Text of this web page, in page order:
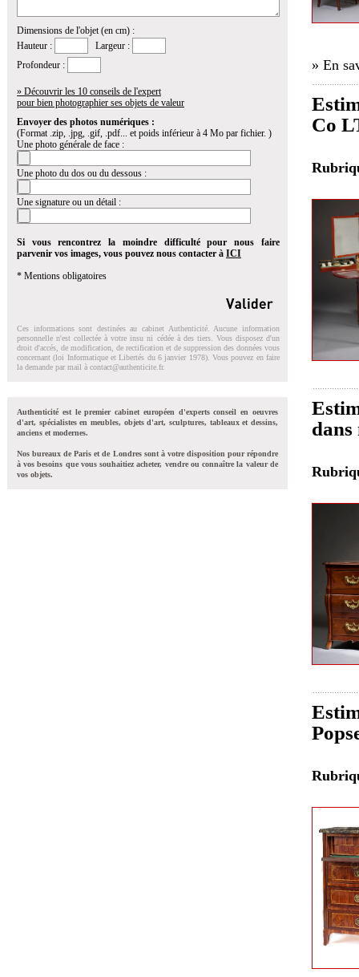
Dimensions de l'objet (en cm) :
Hauteur :
Largeur :
Profondeur :
» Découvrir les 10 conseils de l'expert
pour bien photographier ses objets de valeur
Envoyer des photos numériques :
(Format .zip, .jpg, .gif, .pdf... et poids inférieur à 4 Mo par fichier. )
Une photo générale de face :
Une photo du dos ou du dessous :
Une signature ou un détail :
Si vous rencontrez la moindre difficulté pour nous faire
parvenir vos images, vous pouvez nous contacter à ICI
* Mentions obligatoires
Ces informations sont destinées au cabinet Authenticité. Aucune information
personnelle n'est collectée à votre insu ni cédée à des tiers. Vous disposez d'un
droit d'accés, de modification, de rectification et de suppression des données vous
concernant (loi Informatique et Libertés du 6 janvier 1978). Vous pouvez en faire
la demande par mail à contact@authenticite.fr.
Authenticité est le premier cabinet européen d'experts conseil en oeuvres
d'art, spécialistes en meubles, objets d'art, sculptures, tableaux et dessins,
anciens et modernes.
Nos bureaux de Paris et de Londres sont à votre disposition pour répondre
à vos besoins que vous souhaitiez acheter, vendre ou connaître la valeur de
vos objets.
» En
Co
dans